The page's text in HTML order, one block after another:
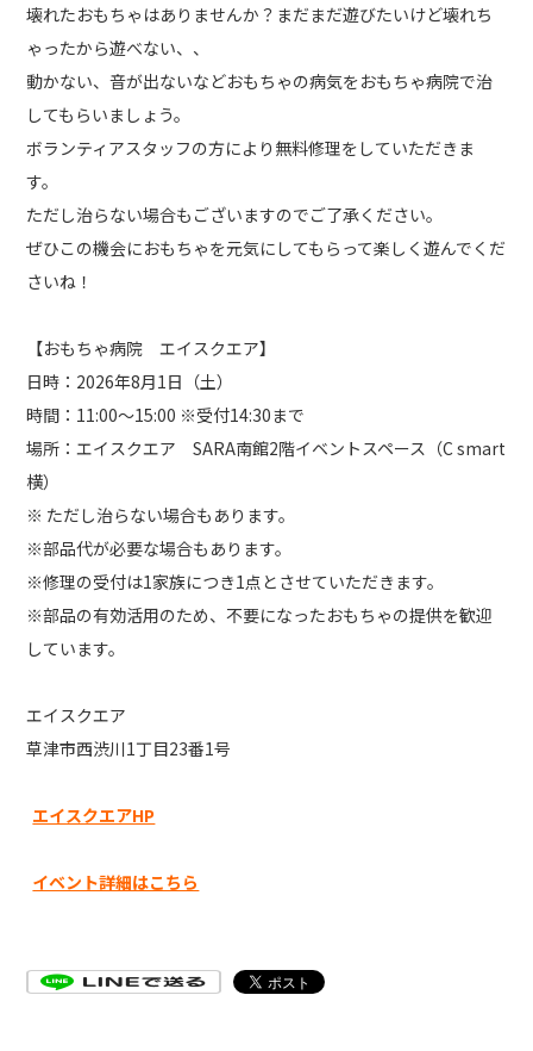
壊れたおもちゃはありませんか？まだまだ遊びたいけど壊れち
ゃったから遊べない、、
動かない、音が出ないなどおもちゃの病気をおもちゃ病院で治
してもらいましょう。
ボランティアスタッフの方により無料修理をしていただきま
す。
ただし治らない場合もございますのでご了承ください。
ぜひこの機会におもちゃを元気にしてもらって楽しく遊んでくだ
さいね！
【おもちゃ病院 エイスクエア】
日時：2026年8月1日（土）
時間：11:00〜15:00 ※受付14:30まで
場所：エイスクエア SARA南館2階イベントスペース（C smart
横）
※ ただし治らない場合もあります。
※部品代が必要な場合もあります。
※修理の受付は1家族につき1点とさせていただきます。
※部品の有効活用のため、不要になったおもちゃの提供を歓迎
しています。
エイスクエア
草津市西渋川1丁目23番1号
エイスクエアHP
イベント詳細はこちら